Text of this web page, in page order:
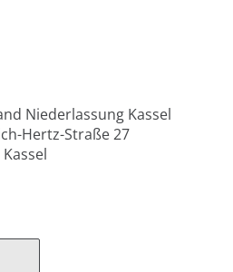
Niederlassung Kassel
Hertz-Straße 27
Kassel